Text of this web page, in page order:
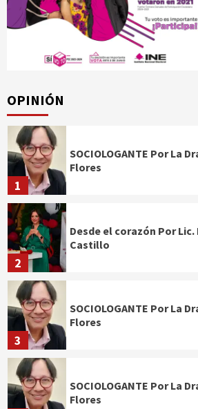
OPINIÓN
1
SOCIOLOGANTE Por La
Flores
2
Desde el corazón Por
Castillo
3
SOCIOLOGANTE Por La
Flores
SOCIOLOGANTE Por La
Flores